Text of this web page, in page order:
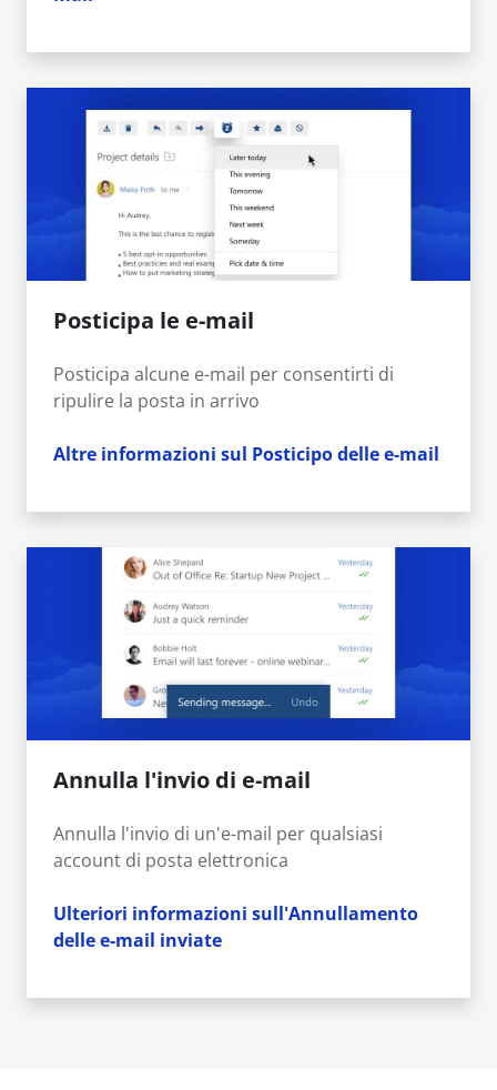
Posticipa le e-mail
Posticipa alcune e-mail per consentirti di
ripulire la posta in arrivo
Altre informazioni sul Posticipo delle e-mail
Annulla l'invio di e-mail
Annulla l'invio di un'e-mail per qualsiasi
account di posta elettronica
Ulteriori informazioni sull'Annullamento
delle e-mail inviate